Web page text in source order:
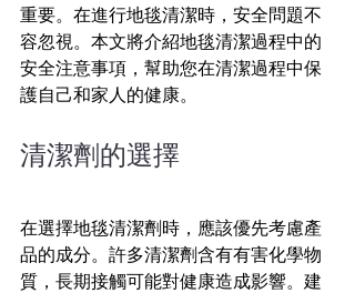
重要。在進行地毯清潔時，安全問題不
容忽視。本文將介紹地毯清潔過程中的
安全注意事項，幫助您在清潔過程中保
護自己和家人的健康。
清潔劑的選擇
在選擇地毯清潔劑時，應該優先考慮產
品的成分。許多清潔劑含有有害化學物
質，長期接觸可能對健康造成影響。建